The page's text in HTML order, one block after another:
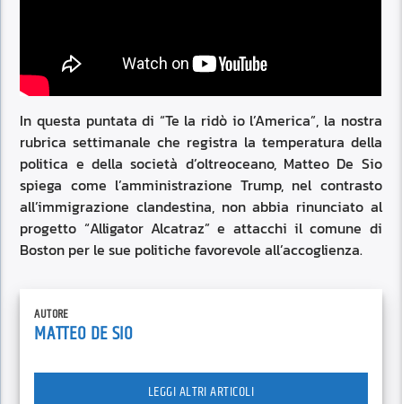
In questa puntata di “Te la ridò io l’America”, la nostra
rubrica settimanale che registra la temperatura della
politica e della società d’oltreoceano, Matteo De Sio
spiega come l’amministrazione Trump, nel contrasto
all’immigrazione clandestina, non abbia rinunciato al
progetto “Alligator Alcatraz” e attacchi il comune di
Boston per le sue politiche favorevole all’accoglienza.
AUTORE
MATTEO DE SIO
LEGGI ALTRI ARTICOLI